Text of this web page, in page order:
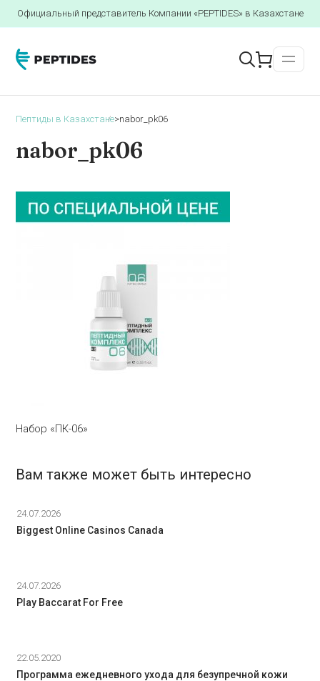
Официальный представитель Компании «PEPTIDES» в Казахстане
Пептиды в Казахстане>nabor_pk06
nabor_pk06
Набор «ПК-06»
Вам также может быть интересно
24.07.2026
Biggest Online Casinos Canada
24.07.2026
Play Baccarat For Free
22.05.2020
Программа ежедневного ухода для безупречной кожи